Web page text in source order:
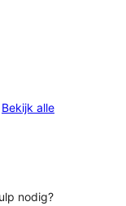
Bekijk alle
nodig?